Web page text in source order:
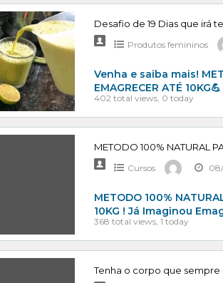
Desafio de 19 Dias que irá
Produtos femininos
Venha e saiba mais!
EMAGRECER ATÉ
402 total views, 0 today
Cursos
METODO 100%
10KG ! Já Imaginou
368 total views, 1 today
Tenha o corpo que sempre